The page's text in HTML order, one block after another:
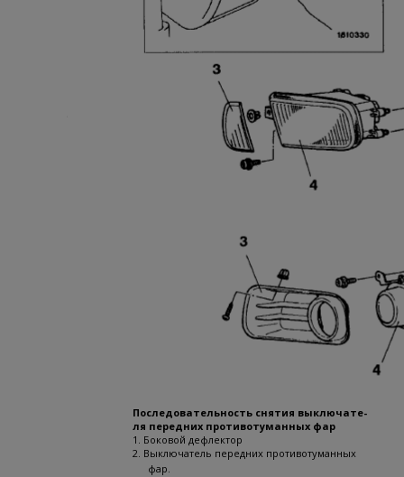
Последовательность снятия выключате-
ля передних противотуманных фар
1. Боковой дефлектор
2. Выключатель передних противотуманных
фар.